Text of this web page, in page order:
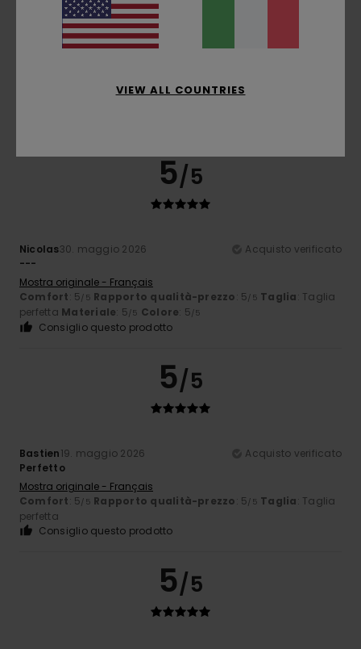
Mostra originale - Français
5/5
Nicolas30. maggio 2026
Acquisto verificato
---
Mostra originale - Français
Comfort: 5/5 Rapporto qualità-prezzo: 5/5 Taglia: Taglia
perfetta Materiale: 5/5 Colore: 5/5
Consiglio questo prodotto
5/5
Bastien19. maggio 2026
Acquisto verificato
Perfetto
Mostra originale - Français
Comfort: 5/5 Rapporto qualità-prezzo: 5/5 Taglia: Taglia
perfetta
Consiglio questo prodotto
5/5
VIEW ALL COUNTRIES